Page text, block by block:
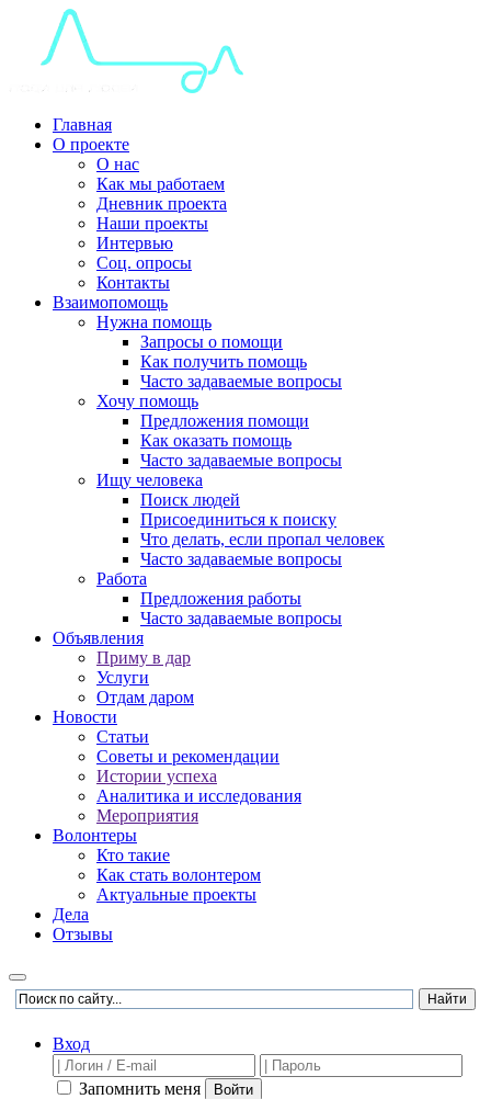
Главная
О проекте
О нас
Как мы работаем
Дневник проекта
Наши проекты
Интервью
Соц. опросы
Контакты
Взаимопомощь
Нужна помощь
Запросы о помощи
Как получить помощь
Часто задаваемые вопросы
Хочу помощь
Предложения помощи
Как оказать помощь
Часто задаваемые вопросы
Ищу человека
Поиск людей
Присоединиться к поиску
Что делать, если пропал человек
Часто задаваемые вопросы
Работа
Предложения работы
Часто задаваемые вопросы
Объявления
Приму в дар
Услуги
Отдам даром
Новости
Статьи
Советы и рекомендации
Истории успеха
Аналитика и исследования
Мероприятия
Волонтеры
Кто такие
Как стать волонтером
Актуальные проекты
Дела
Отзывы
Вход
Запомнить меня Войти